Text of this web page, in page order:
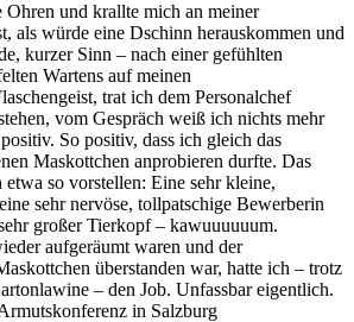
und krallte mich an meiner
als würde eine Dschinn herauskommen und
kurzer Sinn – nach einer gefühlten
Wartens auf meinen
trat ich dem Personalchef
vom Gespräch weiß ich nichts mehr
So positiv, dass ich gleich das
Maskottchen anprobieren durfte. Das
so vorstellen: Eine sehr kleine,
sehr nervöse, tollpatschige Bewerberin
großer Tierkopf – kawuuuuuum.
aufgeräumt waren und der
überstanden war, hatte ich – trotz
– den Job. Unfassbar eigentlich.
in Salzburg